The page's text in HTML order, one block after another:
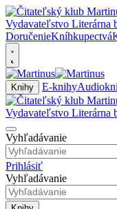
DoručenieKníhkupectvá
Knihy E-knihy
Vyhľadávanie
Prihlásiť
Vyhľadávanie